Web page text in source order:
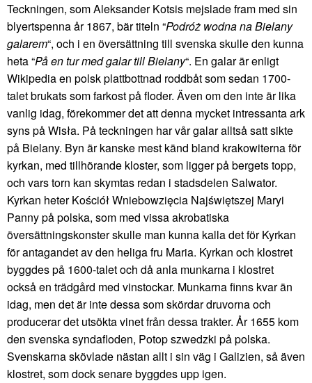
Teckningen, som Aleksander Kotsis mejslade fram med sin
blyertspenna år 1867, bär titeln “Podróż wodna na Bielany
galarem“, och i en översättning till svenska skulle den kunna
heta “På en tur med galar till Bielany“. En galar är enligt
Wikipedia en polsk plattbottnad roddbåt som sedan 1700-
talet brukats som farkost på floder. Även om den inte är lika
vanlig idag, förekommer det att denna mycket intressanta ark
syns på Wisła. På teckningen har vår galar alltså satt sikte
på Bielany. Byn är kanske mest känd bland krakowiterna för
kyrkan, med tillhörande kloster, som ligger på bergets topp,
och vars torn kan skymtas redan i stadsdelen Salwator.
Kyrkan heter Kościół Wniebowzięcia Najświętszej Maryi
Panny på polska, som med vissa akrobatiska
översättningskonster skulle man kunna kalla det för Kyrkan
för antagandet av den heliga fru Maria. Kyrkan och klostret
byggdes på 1600-talet och då anla munkarna i klostret
också en trädgård med vinstockar. Munkarna finns kvar än
idag, men det är inte dessa som skördar druvorna och
producerar det utsökta vinet från dessa trakter. År 1655 kom
den svenska syndafloden, Potop szwedzki på polska.
Svenskarna skövlade nästan allt i sin väg i Galizien, så även
klostret, som dock senare byggdes upp igen.